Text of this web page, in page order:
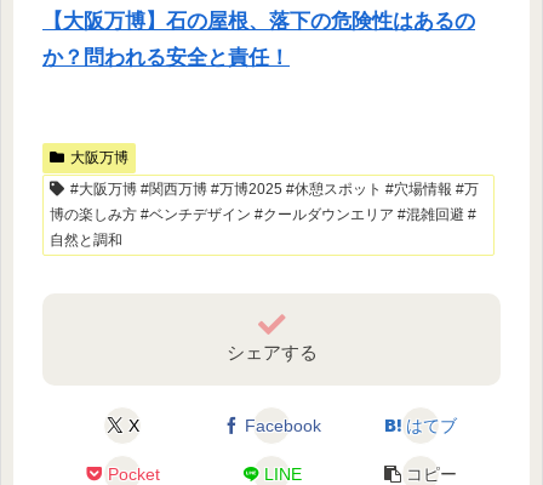
【大阪万博】石の屋根、落下の危険性はあるの
か？問われる安全と責任！
大阪万博
#大阪万博 #関西万博 #万博2025 #休憩スポット #穴場情報 #万
博の楽しみ方 #ベンチデザイン #クールダウンエリア #混雑回避 #
自然と調和
シェアする
X Facebook はてブ
Pocket LINE コピー